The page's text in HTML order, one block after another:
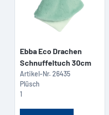
Ebba Eco Drachen
Schnuffeltuch 30cm
Artikel-Nr. 26435
Plüsch
1